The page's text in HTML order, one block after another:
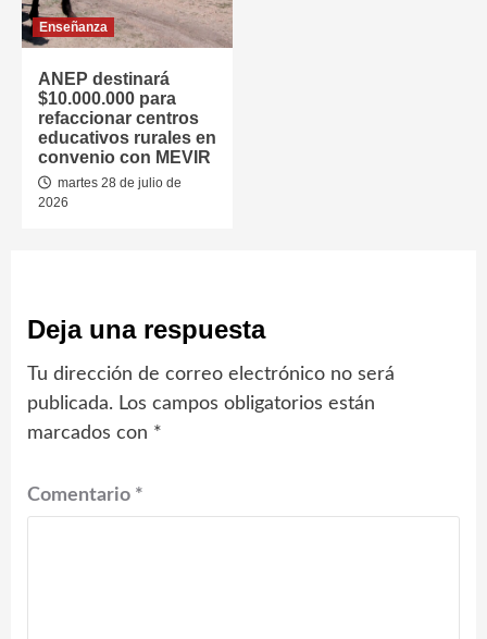
Enseñanza
ANEP destinará
$10.000.000 para
refaccionar centros
educativos rurales en
convenio con MEVIR
martes 28 de julio de
2026
Deja una respuesta
Tu dirección de correo electrónico no será
publicada. Los campos obligatorios están
marcados con *
Comentario *